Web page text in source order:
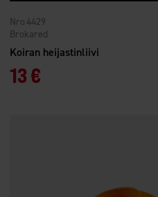
3.0 5:sta tähdestä
Koiran heijastinliivi
Brokared
4429
13 €